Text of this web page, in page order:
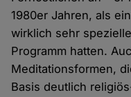
1980er Jahren, als
wirklich sehr
Programm hatten.
Meditationsformen,
Basis deutlich